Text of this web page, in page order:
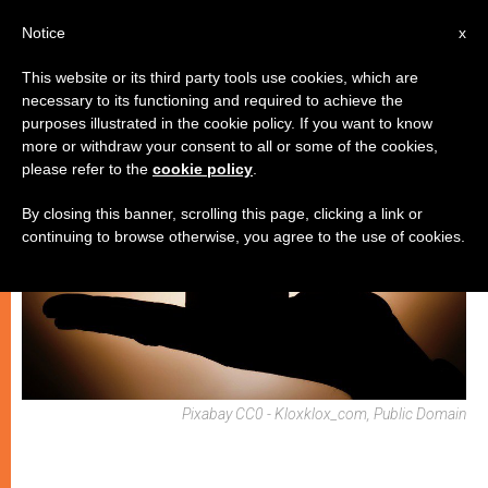
SPIRITUALITÀ E PREGHIERA
Pixabay CC0 - Kloxklox_com, Public Domain
x
Notice
This website or its third party tools use cookies, which are
necessary to its functioning and required to achieve the
purposes illustrated in the cookie policy. If you want to know
more or withdraw your consent to all or some of the cookies,
please refer to the cookie policy
By closing this banner, scrolling this page, clicking a link or
continuing to browse otherwise, you agree to the use of cookies.